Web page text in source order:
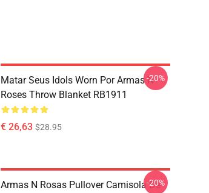
Matar Seus Idols Worn Por Armas N
Roses Throw Blanket RB1911
€ 26,63 $28.95
-20%
Armas N Rosas Pullover Camisola De
-20%